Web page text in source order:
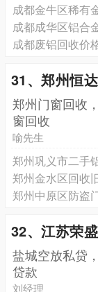
成都金牛区稀有
成都成华区铝合
成都废铝回收价
31、郑州恒
郑州门窗回收
窗回收
喻先生
郑州巩义市二手
郑州金水区回收
郑州中原区防盗
32、江苏荣
盐城空放私贷
贷款
刘经理